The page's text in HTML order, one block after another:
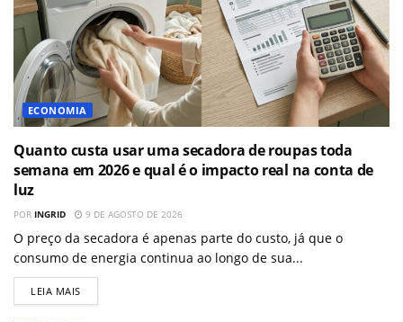
ECONOMIA
Quanto custa usar uma secadora de roupas toda
semana em 2026 e qual é o impacto real na conta de
luz
POR INGRID 9 DE AGOSTO DE 2026
O preço da secadora é apenas parte do custo, já que o
consumo de energia continua ao longo de sua...
LEIA MAIS